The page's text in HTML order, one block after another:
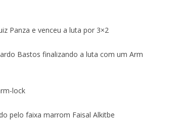
Panza e venceu a luta por 3×2
Bastos finalizando a luta com um Arm
lock
pelo faixa marrom Faisal Alkitbe